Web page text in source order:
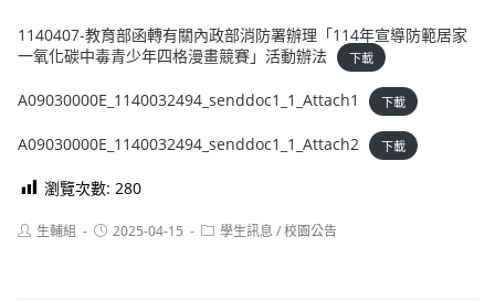
1140407-教育部函轉有關內政部消防署辦理「114年宣導防範居家
一氧化碳中毒青少年四格漫畫競賽」活動辦法
下載
A09030000E_1140032494_senddoc1_1_Attach1 下載
A09030000E_1140032494_senddoc1_1_Attach2 下載
瀏覽次數: 280
Post生輔組
Post2025-04-15
Post學生訊息 /校園公告